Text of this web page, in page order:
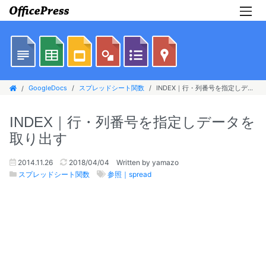
GoogleDocs スプレッドシート関数 INDEX｜行・列番号を指定しデータを取り出す
INDEX｜行・列番号を指定しデータを
取り出す
2014.11.26 2018/04/04
Written by yamazo
スプレッドシート関数
参照｜spread